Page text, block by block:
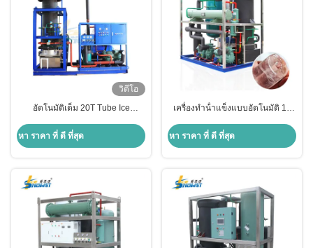
วิดีโอ
อัตโนมัติเต็ม 20T Tube Ice
หา ราคา ที่ ดี ที่สุด
เครื่องทําน้ําแข็งแบบอัตโนมัติ 15
หา ราคา ที่ ดี ที่สุด